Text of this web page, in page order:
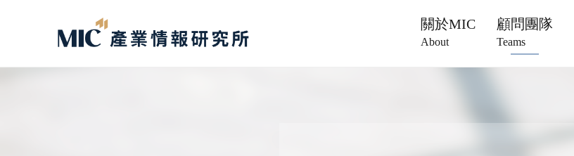
關於MIC
About
顧問團隊
Teams